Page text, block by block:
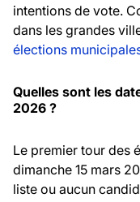
intentions de vote.
dans les grandes
élections
Quelles sont les
2026 ?
Le premier tour des
dimanche 15 mars
liste ou aucun